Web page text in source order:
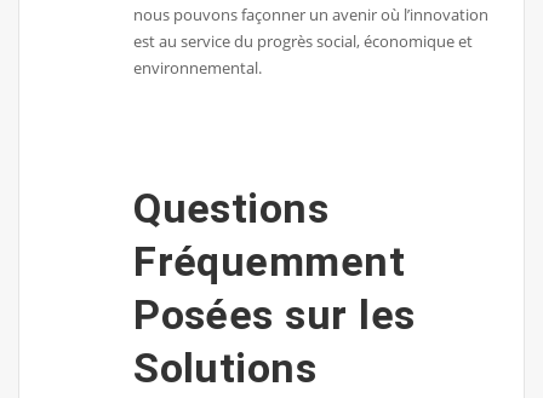
nous pouvons façonner un avenir où l’innovation
est au service du progrès social, économique et
environnemental.
Questions
Fréquemment
Posées sur les
Solutions